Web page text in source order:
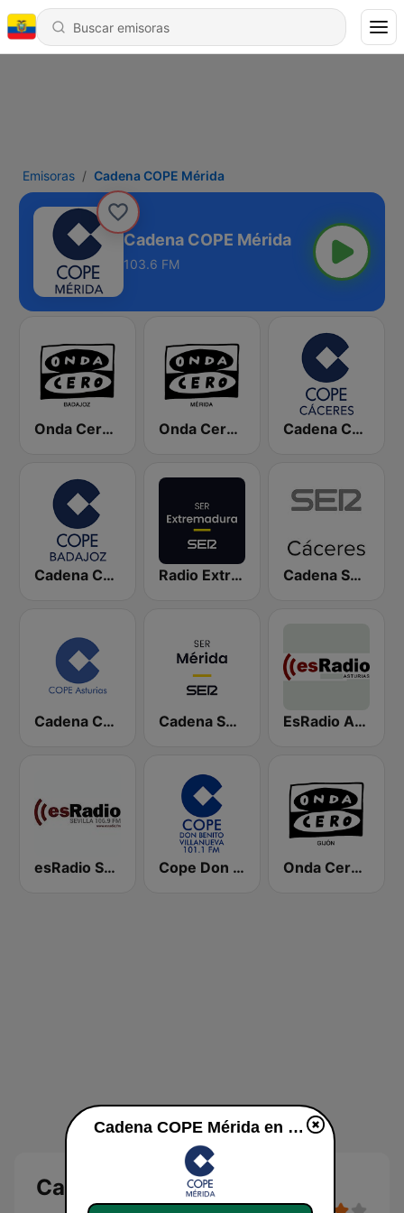
Emisoras Cadena COPE Mérida
Cadena COPE Mérida
103.6 FM
Onda Cero Badajoz Onda Cero Mérida Cadena COPE Cáceres
Cadena COPE Badajoz Radio Extremadura SER Cadena SER Cáceres
Cadena COPE Asturias Cadena SER Mérida EsRadio Asturias
esRadio Sevilla Cope Don Benito Villanueva Onda Cero Gijón
Cadena COPE Mérida
Cadena COPE Mérida en vivo